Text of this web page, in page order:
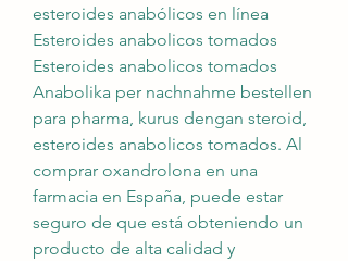
esteroides anabólicos en línea
Esteroides anabolicos tomados
Esteroides anabolicos tomados
Anabolika per nachnahme bestellen
para pharma, kurus dengan steroid,
esteroides anabolicos tomados. Al
comprar oxandrolona en una
farmacia en España, puede estar
seguro de que está obteniendo un
producto de alta calidad y